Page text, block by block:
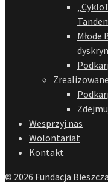
Młode
Zrealizowane
Wesprzyj nas
Wolontariat
Kontakt
© 2026 Fundacja